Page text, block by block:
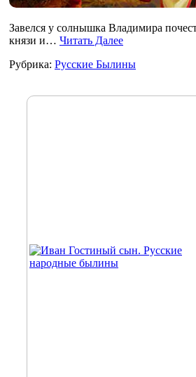
Завелся у солнышка Владимира
князи и… Читать Далее
Рубрика: Русские Былины